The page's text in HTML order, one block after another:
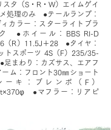
タ（S・R・W）エイムゲイ
処理のみ ●テールランプ：
カラー：スターライトブラ
●ホイール：BBS RI-D
（R）11.5J＋28 ●タイヤ：
トスポーツ 4S（F）235/35-
まわり：カズサス、エアフ
ム：フロント30㎜ショート
キ：ブレンボ（F）
●マフラー：リアピ